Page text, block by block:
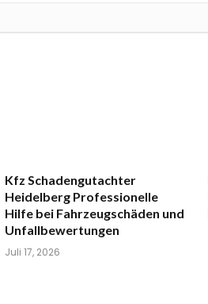
Kfz Schadengutachter
Heidelberg Professionelle
Hilfe bei Fahrzeugschäden und
Unfallbewertungen
Juli 17, 2026